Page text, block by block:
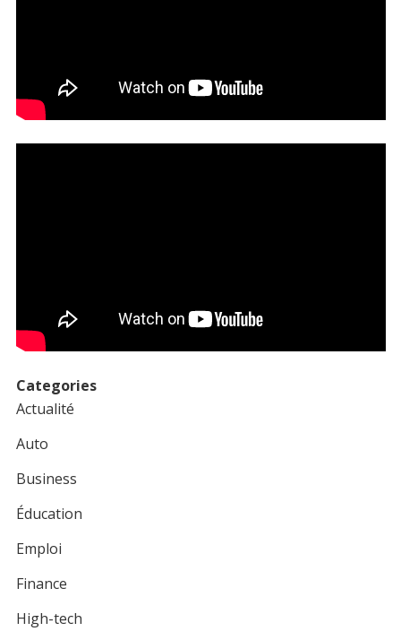
Categories
Actualité
Auto
Business
Éducation
Emploi
Finance
High-tech